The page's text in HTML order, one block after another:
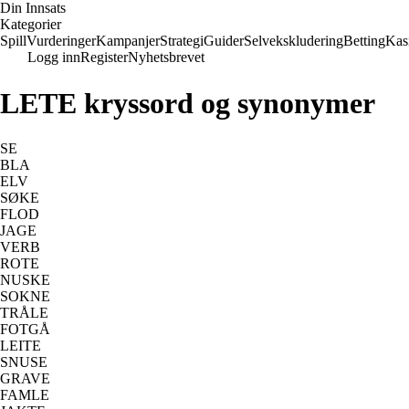
Din Innsats
Kategorier
SpillVurderingerKampanjerStrategiGuiderSelvekskluderingBetting
Logg innRegisterNyhetsbrevet
LETE kryssord og synonymer
SE
BLA
ELV
SØKE
FLOD
JAGE
VERB
ROTE
NUSKE
SOKNE
TRÅLE
FOTGÅ
LEITE
SNUSE
GRAVE
FAMLE